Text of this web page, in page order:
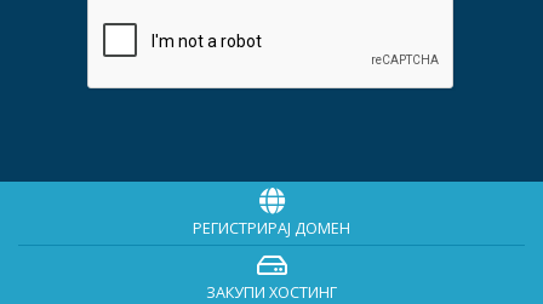
РЕГИСТРИРАЈ ДОМЕН
ЗАКУПИ ХОСТИНГ